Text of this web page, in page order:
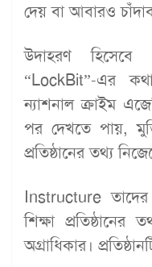
দেয় বা আবারও
উদাহরণ হিসেবে
“LockBit”-এর
ন্যাশনাল ক্রাইম
পর দেখতে পায়,
প্রতিষ্ঠানের তথ্য
Instructure তাদের
শিক্ষা প্রতিষ্ঠানের
অগ্রাধিকার।